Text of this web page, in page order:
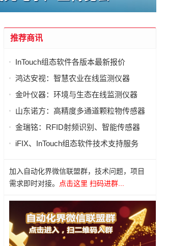
推荐商讯
InTouch组态软件各版本最新报价
鸿达安视：智慧农业在线监测仪器
金叶仪器：环境与生态在线监测仪器
山东诺方：高精度多通道颗粒物传感器
金瑞铭：RFID射频识别、智能传感器
iFIX、InTouch组态软件技术支持服务
加入自动化界微信联盟群，技术问题，项目
需求即时对接。
点击这里 扫码进群...